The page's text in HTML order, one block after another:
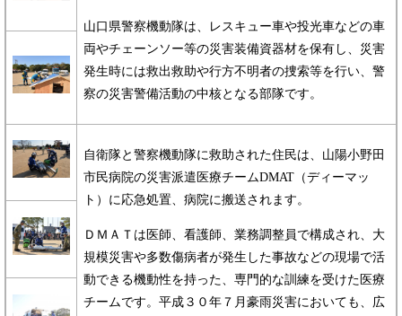
山口県警察機動隊は、レスキュー車や投光車などの車
両やチェーンソー等の災害装備資器材を保有し、災害
発生時には救出救助や行方不明者の捜索等を行い、警
察の災害警備活動の中核となる部隊です。
自衛隊と警察機動隊に救助された住民は、山陽小野田
市民病院の災害派遣医療チームDMAT（ディーマッ
ト）に応急処置、病院に搬送されます。
ＤＭＡＴは医師、看護師、業務調整員で構成され、大
規模災害や多数傷病者が発生した事故などの現場で活
動できる機動性を持った、専門的な訓練を受けた医療
チームです。平成３０年７月豪雨災害においても、広